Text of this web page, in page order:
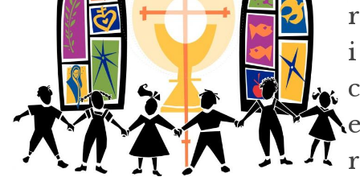
r
i
c
r